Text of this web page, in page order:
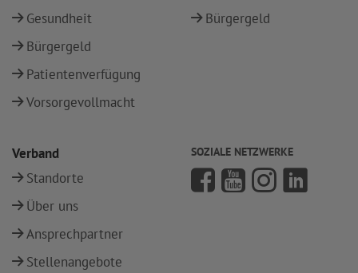
Gesundheit
Bürgergeld
Patientenverfügung
Vorsorgevollmacht
Bürgergeld
Verband
Standorte
Über uns
Ansprechpartner
Stellenangebote
SOZIALE NETZWERKE